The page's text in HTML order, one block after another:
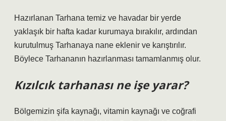
Hazırlanan Tarhana temiz ve havadar bir yerde
yaklaşık bir hafta kadar kurumaya bırakılır, ardından
kurutulmuş Tarhanaya nane eklenir ve karıştırılır.
Böylece Tarhananın hazırlanması tamamlanmış olur.
Kızılcık tarhanası ne işe yarar?
Bölgemizin şifa kaynağı, vitamin kaynağı ve coğrafi